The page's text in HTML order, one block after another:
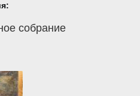
собрание